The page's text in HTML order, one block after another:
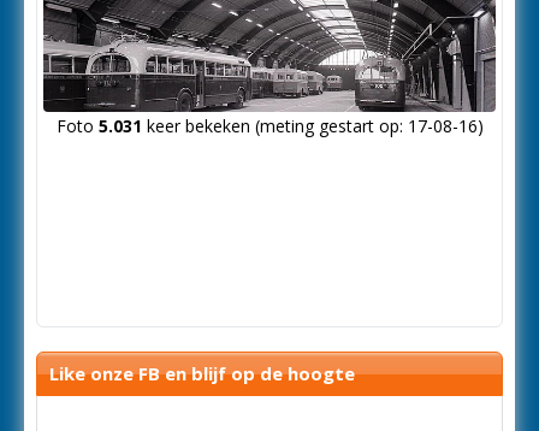
Foto 5.031 keer bekeken (meting gestart op: 17-08-16)
Like onze FB en blijf op de hoogte